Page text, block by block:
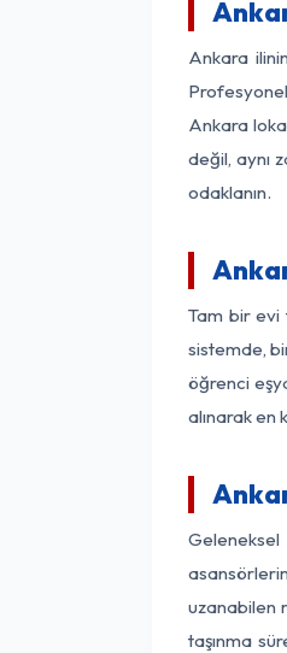
Ankara
Ankara
değil, aynı
odaklanın.
Tam bir evi
sistemde,
öğrenci
alınarak en
uzanabilen
taşınma